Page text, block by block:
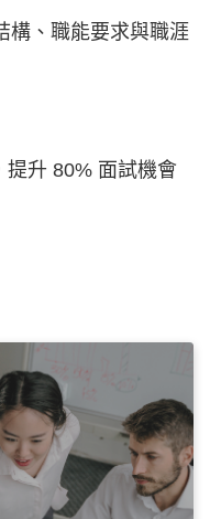
構、職能要求與職涯
升 80% 面試機會